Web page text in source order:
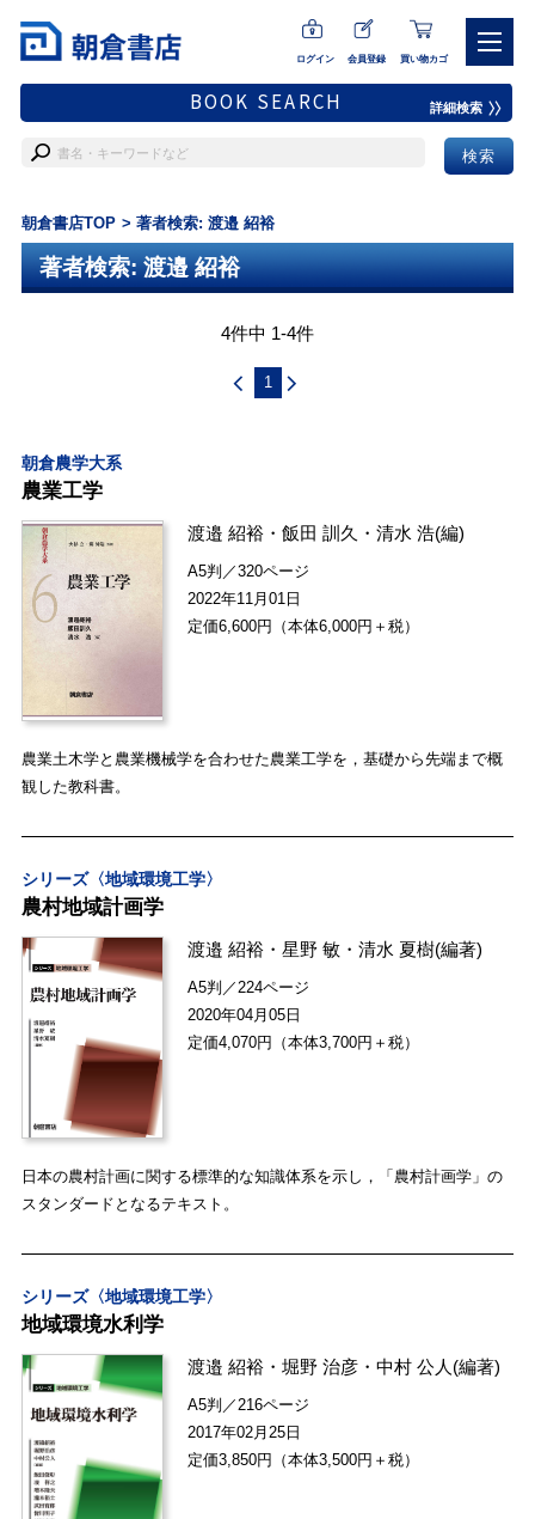
ログイン 会員登録 買い物カゴ
BOOK SEARCH 詳細検索
朝倉書店TOP 著者検索: 渡邉 紹裕
著者検索: 渡邉 紹裕
4件中 1-4件
1
朝倉農学大系
農業工学
渡邉 紹裕 ・飯田 訓久 ・清水 浩(編)
A5判／320ページ
2022年11月01日
定価6,600円（本体6,000円＋税）
農業土木学と農業機械学を合わせた農業工学を，基礎から先端まで概
観した教科書。
シリーズ〈地域環境工学〉
農村地域計画学
渡邉 紹裕 ・星野 敏 ・清水 夏樹(編著)
A5判／224ページ
2020年04月05日
定価4,070円（本体3,700円＋税）
日本の農村計画に関する標準的な知識体系を示し，「農村計画学」の
スタンダードとなるテキスト。
シリーズ〈地域環境工学〉
地域環境水利学
渡邉 紹裕 ・堀野 治彦 ・中村 公人 (編著)
A5判／216ページ
2017年02月25日
定価3,850円（本体3,500円＋税）